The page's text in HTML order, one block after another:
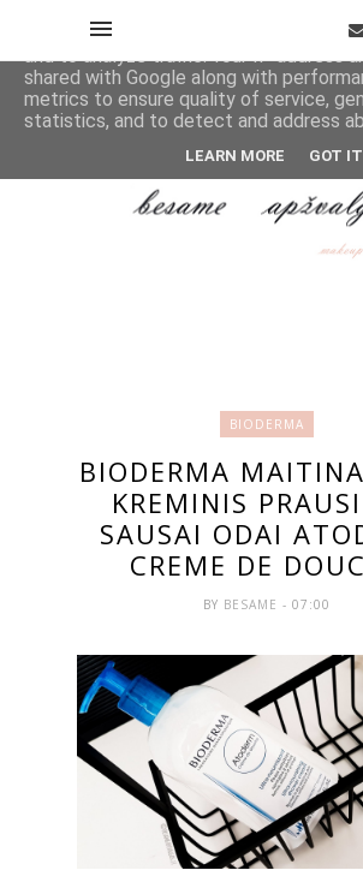
BIODERMA
BIODERMA
KREMINIS
SAUSAI ODAI
CREME DE
BY BESAME- 07:00
This site uses cookies from Google to
and to analyze traffic. Your IP address
shared with Google along with
metrics to ensure quality of service,
statistics, and to detect and address
LEARN MORE GOT IT